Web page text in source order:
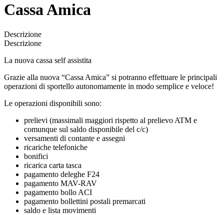
Cassa Amica
Descrizione
Descrizione
La nuova cassa self assistita
Grazie alla nuova “Cassa Amica” si potranno effettuare le principali
operazioni di sportello autonomamente in modo semplice e veloce!
Le operazioni disponibili sono:
prelievi (massimali maggiori rispetto al prelievo ATM e
comunque sul saldo disponibile del c/c)
versamenti di contante e assegni
ricariche telefoniche
bonifici
ricarica carta tasca
pagamento deleghe F24
pagamento MAV-RAV
pagamento bollo ACI
pagamento bollettini postali premarcati
saldo e lista movimenti